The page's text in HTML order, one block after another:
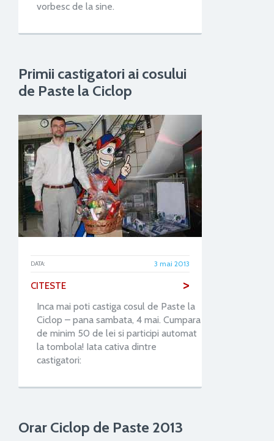
vorbesc de la sine.
Primii castigatori ai cosului
de Paste la Ciclop
DATA: 3 mai 2013
CITESTE >
Inca mai poti castiga cosul de Paste la
Ciclop – pana sambata, 4 mai. Cumpara
de minim 50 de lei si participi automat
la tombola! Iata cativa dintre
castigatori:
Orar Ciclop de Paste 2013